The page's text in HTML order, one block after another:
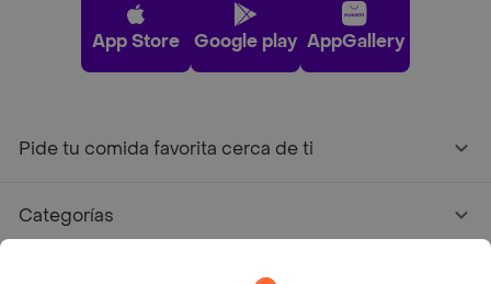
App Store Google play AppGallery
Pide tu comida favorita cerca de ti
Categorías